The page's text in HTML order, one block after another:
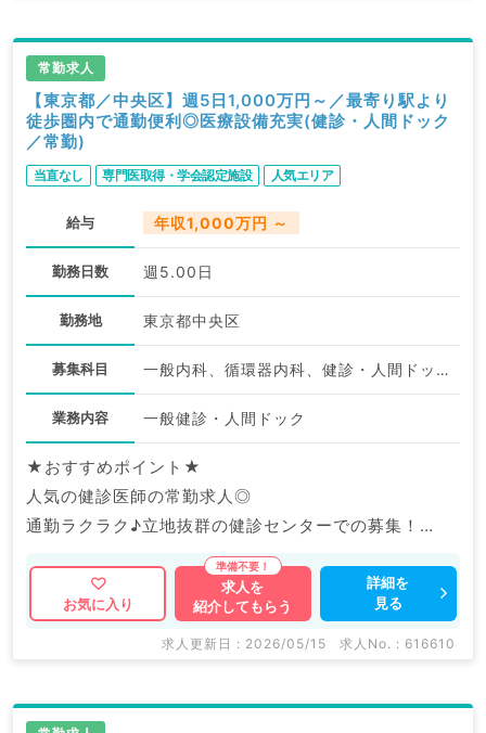
常勤求人
【東京都／中央区】週5日1,000万円～／最寄り駅より
徒歩圏内で通勤便利◎医療設備充実(健診・人間ドック
／常勤)
当直なし 専門医取得・学会認定施設 人気エリア
給与 年収1,000万円 ～
勤務日数 週5.00日
勤務地 東京都中央区
募集科目 一般内科、循環器内科、健診・人間ドック
業務内容 一般健診・人間ドック
★おすすめポイント★
人気の健診医師の常勤求人◎
通勤ラクラク♪立地抜群の健診センターでの募集！
医療設備や福利厚生も充実のオススメ求人です！
お気に入り
求人を
紹介してもらう
詳細を
見る
求人更新日 : 2026/05/15 求人No. : 616610